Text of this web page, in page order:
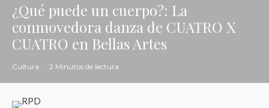
¿Qué puede un cuerpo?: La
conmovedora danza de CUATRO X
CUATRO en Bellas Artes
Cultura · 2 Minutos de lectura